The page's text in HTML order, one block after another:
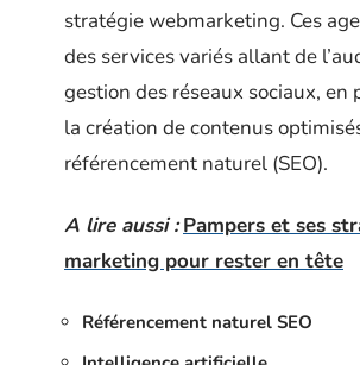
stratégie webmarketing. Ces
des services variés allant de
gestion des réseaux sociaux, en
la création de contenus
référencement naturel (SEO).
A lire aussi : Pampers et ses
marketing pour rester en tête
Référencement naturel SEO